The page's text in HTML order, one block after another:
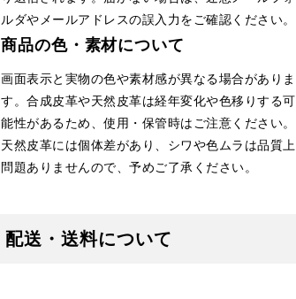
ルダやメールアドレスの誤入力をご確認ください。
商品の色・素材について
画面表示と実物の色や素材感が異なる場合がありま
す。合成皮革や天然皮革は経年変化や色移りする可
能性があるため、使用・保管時はご注意ください。
天然皮革には個体差があり、シワや色ムラは品質上
問題ありませんので、予めご了承ください。
配送・送料について